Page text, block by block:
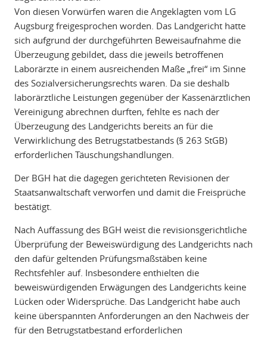
Von diesen Vorwürfen waren die Angeklagten vom LG
Augsburg freigesprochen worden. Das Landgericht hatte
sich aufgrund der durchgeführten Beweisaufnahme die
Überzeugung gebildet, dass die jeweils betroffenen
Laborärzte in einem ausreichenden Maße „frei“ im Sinne
des Sozialversicherungsrechts waren. Da sie deshalb
laborärztliche Leistungen gegenüber der Kassenärztlichen
Vereinigung abrechnen durften, fehlte es nach der
Überzeugung des Landgerichts bereits an für die
Verwirklichung des Betrugstatbestands (§ 263 StGB)
erforderlichen Täuschungshandlungen.
Der BGH hat die dagegen gerichteten Revisionen der
Staatsanwaltschaft verworfen und damit die Freisprüche
bestätigt.
Nach Auffassung des BGH weist die revisionsgerichtliche
Überprüfung der Beweiswürdigung des Landgerichts nach
den dafür geltenden Prüfungsmaßstäben keine
Rechtsfehler auf. Insbesondere enthielten die
beweiswürdigenden Erwägungen des Landgerichts keine
Lücken oder Widersprüche. Das Landgericht habe auch
keine überspannten Anforderungen an den Nachweis der
für den Betrugstatbestand erforderlichen